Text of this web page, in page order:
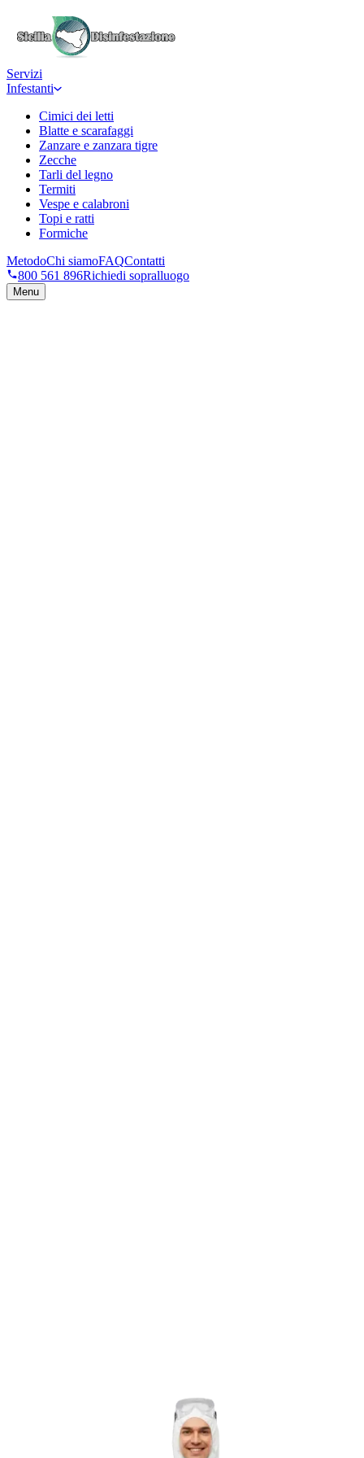
Servizi
Infestanti
Cimici dei letti
Blatte e scarafaggi
Zanzare e zanzara tigre
Zecche
Tarli del legno
Termiti
Vespe e calabroni
Topi e ratti
Formiche
MetodoChi siamoFAQContatti
800 561 896Richiedi sopralluogo
Menu